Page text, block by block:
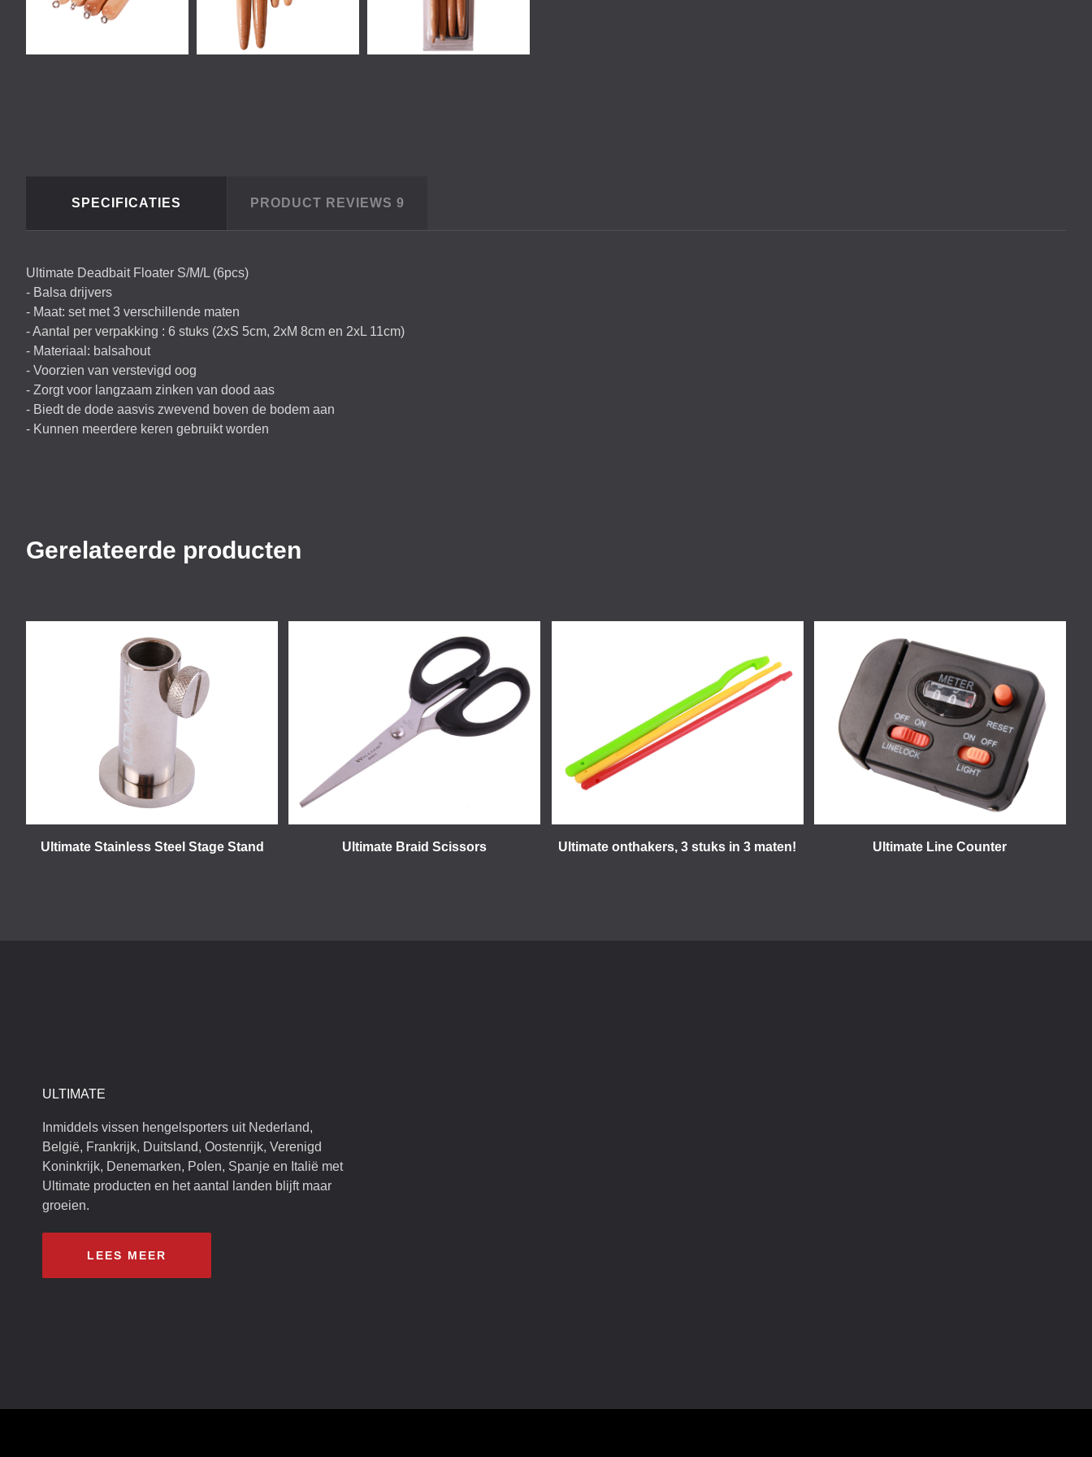
SPECIFICATIES PRODUCT REVIEWS 9
Ultimate Deadbait Floater S/M/L (6pcs)
- Balsa drijvers
- Maat: set met 3 verschillende maten
- Aantal per verpakking : 6 stuks (2xS 5cm, 2xM 8cm en 2xL 11cm)
- Materiaal: balsahout
- Voorzien van verstevigd oog
- Zorgt voor langzaam zinken van dood aas
- Biedt de dode aasvis zwevend boven de bodem aan
- Kunnen meerdere keren gebruikt worden
Gerelateerde producten
Ultimate Stainless Steel Stage Stand Ultimate Braid Scissors Ultimate onthakers, 3 stuks in 3 maten! Ultimate Line Counter
ULTIMATE
Inmiddels vissen hengelsporters uit Nederland,
België, Frankrijk, Duitsland, Oostenrijk, Verenigd
Koninkrijk, Denemarken, Polen, Spanje en Italië met
Ultimate producten en het aantal landen blijft maar
groeien.
LEES MEER